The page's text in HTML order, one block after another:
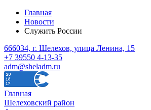
Главная
Новости
Служить России
666034, г. Шелехов, улица Ленина, 15
+7 39550 4-13-35
adm@sheladm.ru
Главная
Шелеховский район